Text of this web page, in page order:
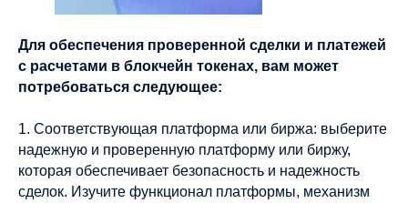
Для обеспечения проверенной сделки и платежей
с расчетами в блокчейн токенах, вам может
потребоваться следующее:
1. Соответствующая платформа или биржа: выберите
надежную и проверенную платформу или биржу,
которая обеспечивает безопасность и надежность
сделок. Изучите функционал платформы, механизм